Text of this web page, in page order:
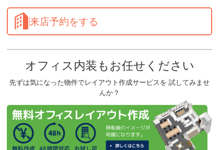
来店予約をする
オフィス内装もお任せください
先ずは気になった物件でレイアウト作成サービスを 試してみませ
んか？